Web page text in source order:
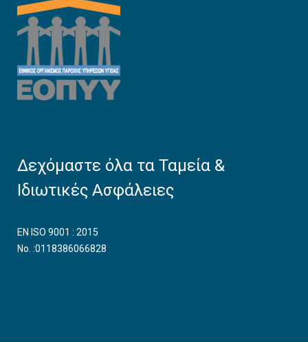
Δεχόμαστε όλα τα Ταμεία &
Ιδιωτικές Ασφάλειες
EN ISO 9001 : 2015
No. :0118386066828